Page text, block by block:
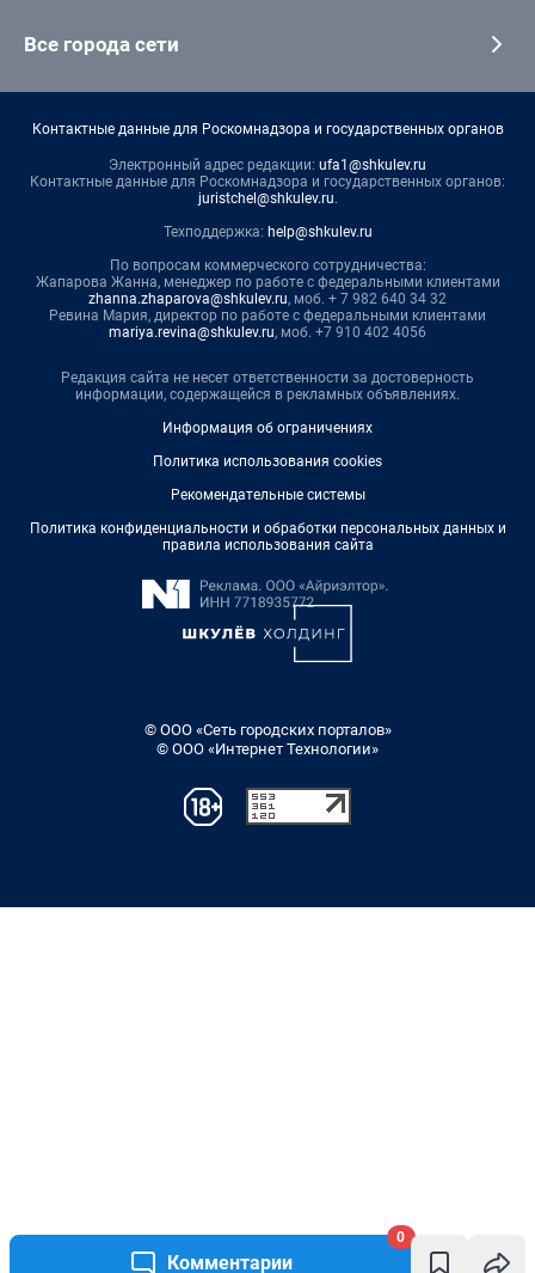
Комментарии
0
Все города сети
Контактные данные для Роскомнадзора и государственных органов
Электронный адрес редакции: ufa1@shkulev.ru
Контактные данные для Роскомнадзора и государственных органов:
juristchel@shkulev.ru.
Техподдержка: help@shkulev.ru
По вопросам коммерческого сотрудничества:
Жапарова Жанна, менеджер по работе с федеральными клиентами
zhanna.zhaparova@shkulev.ru, моб. + 7 982 640 34 32
Ревина Мария, директор по работе с федеральными клиентами
mariya.revina@shkulev.ru, моб. +7 910 402 4056
Редакция сайта не несет ответственности за достоверность
информации, содержащейся в рекламных объявлениях.
Информация об ограничениях
Политика использования cookies
Рекомендательные системы
Политика конфиденциальности и обработки персональных данных и
правила использования сайта
© ООО «Сеть городских порталов»
© ООО «Интернет Технологии»